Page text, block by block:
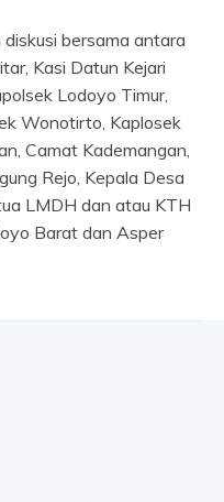
bersama antara
Kasi Datun Kejari
Lodoyo Timur,
Wonotirto, Kaplosek
Camat Kademangan,
Rejo, Kepala Desa
LMDH dan atau KTH
Barat dan Asper